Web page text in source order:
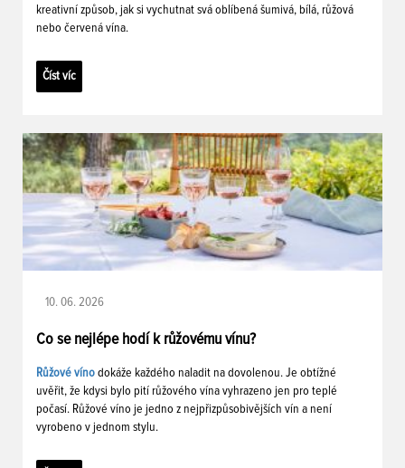
kreativní způsob, jak si vychutnat svá oblíbená šumivá, bílá, růžová
nebo červená vína.
Číst víc
10. 06. 2026
Co se nejlépe hodí k růžovému vínu?
Růžové víno dokáže každého naladit na dovolenou. Je obtížné
uvěřit, že kdysi bylo pití růžového vína vyhrazeno jen pro teplé
počasí. Růžové víno je jedno z nejpřizpůsobivějších vín a není
vyrobeno v jednom stylu.